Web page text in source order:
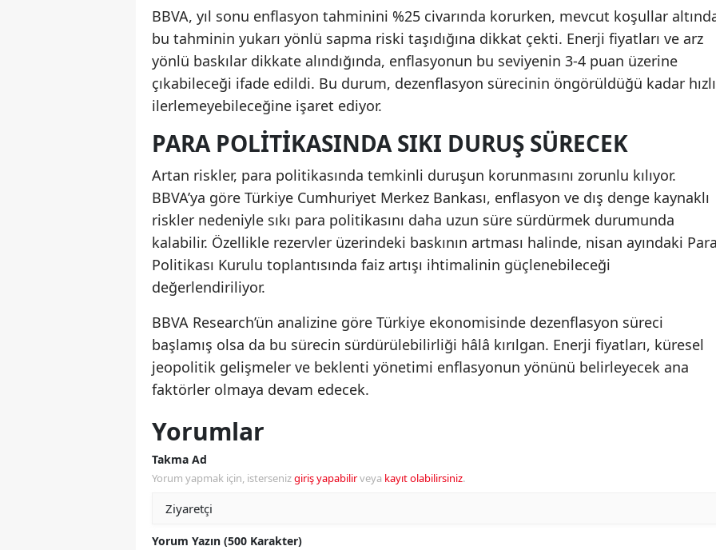
BBVA, yıl sonu enflasyon tahminini %25 civarında korurken, mevcut koşullar
bu tahminin yukarı yönlü sapma riski taşıdığına dikkat çekti. Enerji fiyatları ve arz
yönlü baskılar dikkate alındığında, enflasyonun bu seviyenin 3-4 puan üzerine
çıkabileceği ifade edildi. Bu durum, dezenflasyon sürecinin öngörüldüğü kadar hızlı
ilerlemeyebileceğine işaret ediyor.
PARA POLITIKASINDA SIKI DURUŞ SÜRECEK
Artan riskler, para politikasında temkinli duruşun korunmasını zorunlu kılıyor.
BBVA’ya göre Türkiye Cumhuriyet Merkez Bankası, enflasyon ve dış denge kaynaklı
riskler nedeniyle sıkı para politikasını daha uzun süre sürdürmek durumunda
kalabilir. Özellikle rezervler üzerindeki baskının artması halinde, nisan ayındaki
Politikası Kurulu toplantısında faiz artışı ihtimalinin güçlenebileceği
değerlendiriliyor.
BBVA Research’ün analizine göre Türkiye ekonomisinde dezenflasyon süreci
başlamış olsa da bu sürecin sürdürülebilirliği hâlâ kırılgan. Enerji fiyatları, küresel
jeopolitik gelişmeler ve beklenti yönetimi enflasyonun yönünü belirleyecek ana
faktörler olmaya devam edecek.
Yorumlar
Takma Ad
Yorum yapmak için, istersenizgiriş yapabilirveya kayıt olabilirsiniz.
Yorum Yazın (500 Karakter)